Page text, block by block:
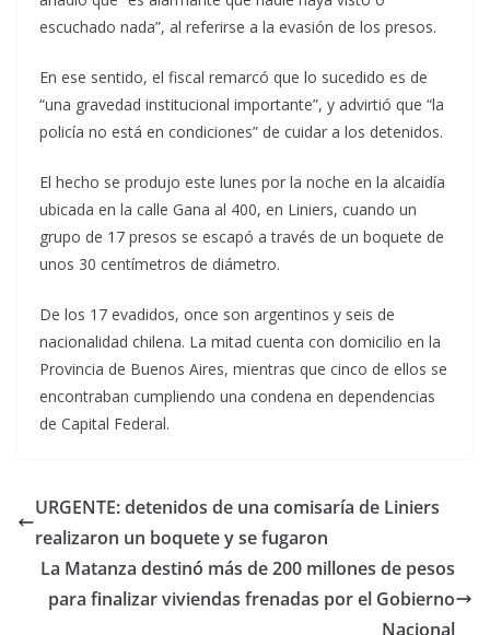
escuchado nada”, al referirse a la evasión de los presos.
En ese sentido, el fiscal remarcó que lo sucedido es de
“una gravedad institucional importante”, y advirtió que “la
policía no está en condiciones” de cuidar a los detenidos.
El hecho se produjo este lunes por la noche en la alcaidía
ubicada en la calle Gana al 400, en Liniers, cuando un
grupo de 17 presos se escapó a través de un boquete de
unos 30 centímetros de diámetro.
De los 17 evadidos, once son argentinos y seis de
nacionalidad chilena. La mitad cuenta con domicilio en la
Provincia de Buenos Aires, mientras que cinco de ellos se
encontraban cumpliendo una condena en dependencias
de Capital Federal.
URGENTE: detenidos de una comisaría de Liniers
realizaron un boquete y se fugaron
La Matanza destinó más de 200 millones de pesos
para finalizar viviendas frenadas por el Gobierno
Nacional